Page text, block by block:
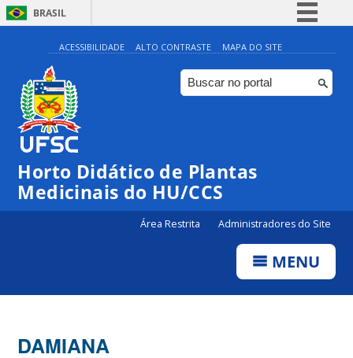
BRASIL
Simplifique!
Comunica BR
Participe
Canais
ACESSIBILIDADE ALTO CONTRASTE MAPA DO SITE
Horto Didático de Plantas
Medicinais do HU/CCS
Área Restrita Administradores do Site
MENU
DAMIANA